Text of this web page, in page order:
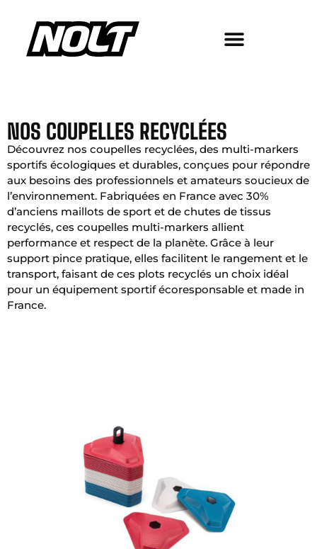
NOS COUPELLES RECYCLÉES
Découvrez nos coupelles recyclées, des multi-markers
sportifs écologiques et durables, conçues pour répondre
aux besoins des professionnels et amateurs soucieux de
l’environnement. Fabriquées en France avec 30%
d’anciens maillots de sport et de chutes de tissus
recyclés, ces coupelles multi-markers allient
performance et respect de la planète. Grâce à leur
support pince pratique, elles facilitent le rangement et le
transport, faisant de ces plots recyclés un choix idéal
pour un équipement sportif écoresponsable et made in
France.